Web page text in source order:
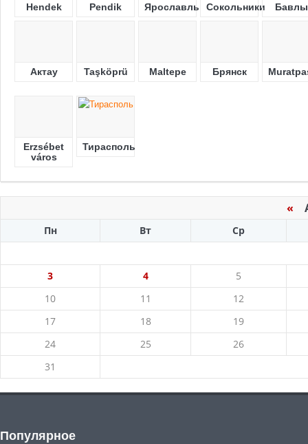
Hendek Pendik Ярославль Сокольники Бавлы
Актау Taşköprü Maltepe Брянск
Erzsébet
város
Тирасполь
«
Пн Вт Ср
3 4
5
10
11
12
17
18
19
24
25
26
31
Популярное